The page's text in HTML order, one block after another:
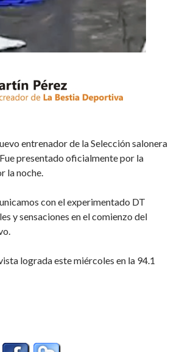
entrenador de la Selección salonera
presentado oficialmente por la
la noche.
con el experimentado DT
y sensaciones en el comienzo del
lograda este miércoles en la 94.1
de Selección (Audio)